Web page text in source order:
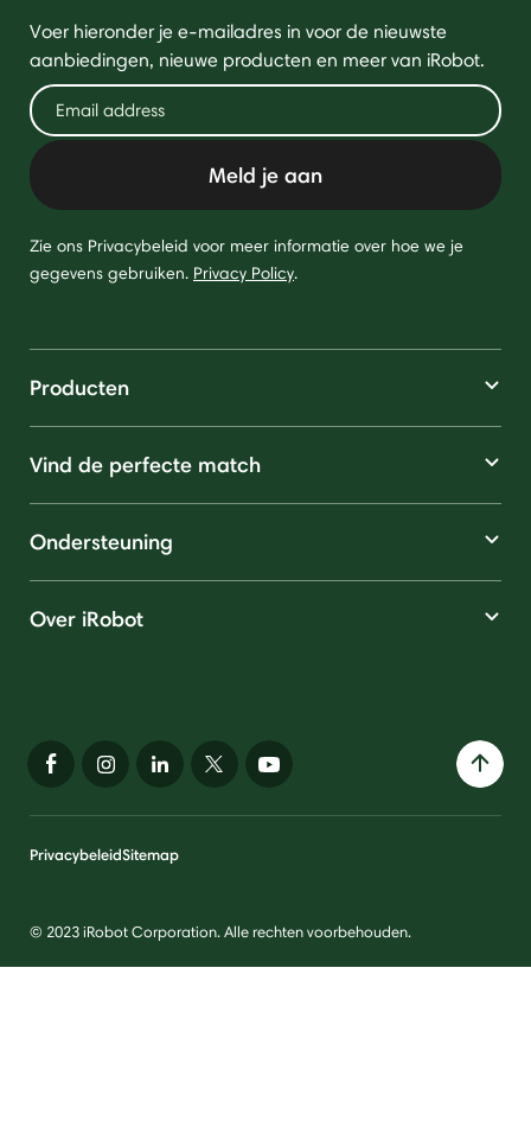
Voer hieronder je e-mailadres in voor de nieuwste
aanbiedingen, nieuwe producten en meer van iRobot.
Meld je aan
Zie ons Privacybeleid voor meer informatie over hoe we je
gegevens gebruiken. Privacy Policy.
Producten
Vind de perfecte match
Ondersteuning
Over iRobot
PrivacybeleidSitemap
© 2023 iRobot Corporation. Alle rechten voorbehouden.